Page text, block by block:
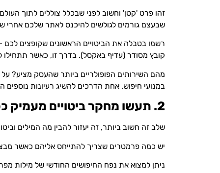
זהו פרט 'קטן' וחשוב לפני שבכלל צוללים לתוך
שבעצם גורמים לגולשים להיכנס לאתר שלכם אחרי
רשמו בטבלה את הביטויים הראשונים שקופצים
קובץ מסודר (עדיף באקסל). בדרך זו, כאשר
מהם השירותים הפופולריים ביותר שהעסק מציע? על
במנועי חיפוש. אחת הדרכים להשיג רעיונות נוספים
2. תעשו מחקר ביטויים מעמיק ככל שתוכלו
שלב זה חשוב ביותר, זה יעזור להבין מה המילים
יש כמה פרמטרים שצריך להתייחס אליהם כאשר